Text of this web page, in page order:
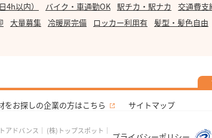
4h以内） バイク・車通勤OK 駅チカ・駅ナカ 交通費支
大量募集 冷暖房完備 ロッカー利用有 髪型・髪色自由
をお探しの企業の方はこちら サイトマップ
アドバンス ｜ (株)トップスポット ｜